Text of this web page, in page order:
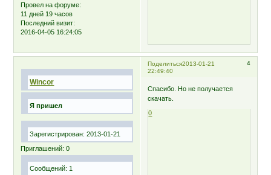
Провел на форуме:
11 дней 19 часов
Последний визит:
2016-04-05 16:24:05
Поделиться 4
2013-01-21
22:49:40
Wincor
Я пришел
Зарегистрирован: 2013-01-21
Приглашений: 0
Сообщений: 1
Спасибо. Но не получается
скачать.
0